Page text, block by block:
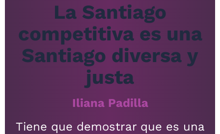
La Santiago
competitiva es una
Santiago diversa y
justa
Iliana Padilla
Tiene que demostrar que es una